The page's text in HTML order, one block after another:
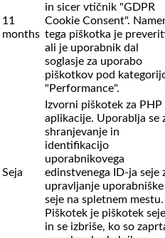
11
months
in sicer vtičnik "GDPR
Cookie Consent".
tega piškotka je
ali je uporabnik dal
soglasje za uporabo
piškotkov pod
"Performance".
Seja
Izvorni piškotek za PHP
aplikacije. Uporablja se
shranjevanje in
identifikacijo
uporabnikovega
edinstvenega ID-ja seje
upravljanje uporabniške
seje na spletnem mestu.
Piškotek je piškotek seje
in se izbriše, ko so